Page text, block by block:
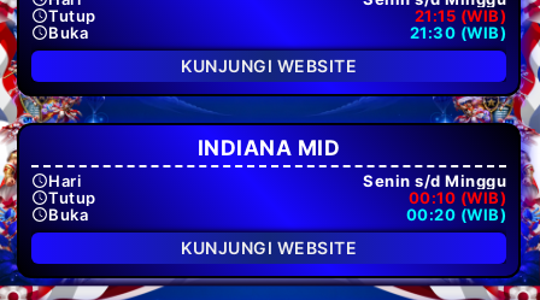
Tutup
21:15 (WIB)
Buka
21:30 (WIB)
KUNJUNGI WEBSITE
INDIANA MID
Hari
Senin s/d Minggu
Tutup
00:10 (WIB)
Buka
00:20 (WIB)
KUNJUNGI WEBSITE